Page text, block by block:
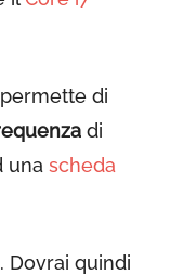
di
di
unascheda
. Dovrai quindi